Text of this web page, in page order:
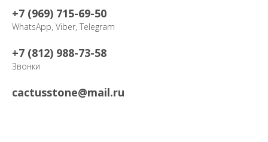
+7 (969) 715-69-50
WhatsApp, Viber, Telegram
+7 (812) 988-73-58
Звонки
cactusstone@mail.ru